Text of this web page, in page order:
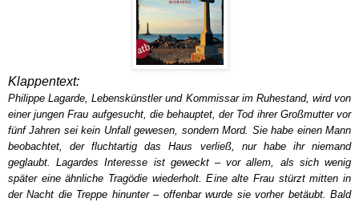
Klappentext:
Philippe Lagarde, Lebenskünstler und Kommissar im Ruhestand, wird von
einer jungen Frau aufgesucht, die behauptet, der Tod ihrer Großmutter vor
fünf Jahren sei kein Unfall gewesen, sondern Mord. Sie habe einen Mann
beobachtet, der fluchtartig das Haus verließ, nur habe ihr niemand
geglaubt. Lagardes Interesse ist geweckt – vor allem, als sich wenig
später eine ähnliche Tragödie wiederholt. Eine alte Frau stürzt mitten in
der Nacht die Treppe hinunter – offenbar wurde sie vorher betäubt. Bald